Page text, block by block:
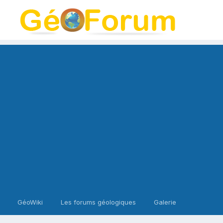
GéoWiki Les forums géologiques Galerie